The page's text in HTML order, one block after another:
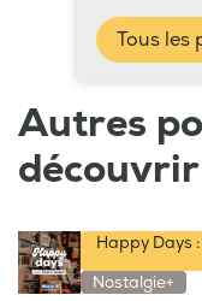
Tous les
Autres
découvrir
Happy Days
Nostalgie+